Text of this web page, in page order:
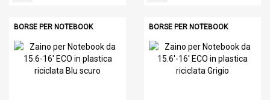
BORSE PER NOTEBOOK BORSE PER NOTEBOOK